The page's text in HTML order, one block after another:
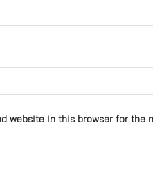
website in this browser for the